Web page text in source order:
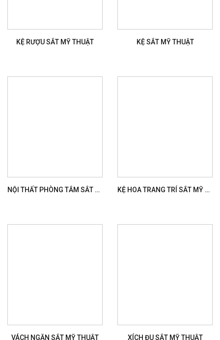
KỆ RƯỢU SẮT MỸ THUẬT KỆ SẮT MỸ THUẬT
NỘI THẤT PHÒNG TẮM SẮT MỸ THUẬT KỆ HOA TRANG TRÍ SẮT MỸ THUẬT
VÁCH NGĂN SẮT MỸ THUẬT XÍCH ĐU SẮT MỸ THUẬT